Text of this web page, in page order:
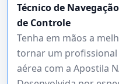
Técnico de
de Controle
Tenha em mãos a
tornar um profissional
aérea com a Apostila